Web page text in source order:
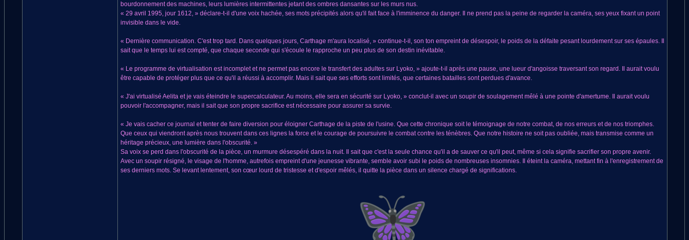
bourdonnement des machines, leurs lumières intermittentes jetant des ombres dansantes sur les murs nus.
« 29 avril 1995, jour 1612, » déclare-t-il d'une voix hachée, ses mots précipités alors qu'il fait face à l'imminence du danger. Il ne prend pas la peine de regarder la caméra, ses yeux fixant un point
invisible dans le vide.
« Dernière communication. C'est trop tard. Dans quelques jours, Carthage m'aura localisé, » continue-t-il, son ton empreint de désespoir, le poids de la défaite pesant lourdement sur ses épaules. Il
sait que le temps lui est compté, que chaque seconde qui s'écoule le rapproche un peu plus de son destin inévitable.
« Le programme de virtualisation est incomplet et ne permet pas encore le transfert des adultes sur Lyoko, » ajoute-t-il après une pause, une lueur d'angoisse traversant son regard. Il aurait voulu
être capable de protéger plus que ce qu'il a réussi à accomplir. Mais il sait que ses efforts sont limités, que certaines batailles sont perdues d'avance.
« J'ai virtualisé Aelita et je vais éteindre le supercalculateur. Au moins, elle sera en sécurité sur Lyoko, » conclut-il avec un soupir de soulagement mêlé à une pointe d'amertume. Il aurait voulu
pouvoir l'accompagner, mais il sait que son propre sacrifice est nécessaire pour assurer sa survie.
« Je vais cacher ce journal et tenter de faire diversion pour éloigner Carthage de la piste de l'usine. Que cette chronique soit le témoignage de notre combat, de nos erreurs et de nos triomphes.
Que ceux qui viendront après nous trouvent dans ces lignes la force et le courage de poursuivre le combat contre les ténèbres. Que notre histoire ne soit pas oubliée, mais transmise comme un
héritage précieux, une lumière dans l'obscurité. »
Sa voix se perd dans l'obscurité de la pièce, un murmure désespéré dans la nuit. Il sait que c'est la seule chance qu'il a de sauver ce qu'il peut, même si cela signifie sacrifier son propre avenir.
Avec un soupir résigné, le visage de l'homme, autrefois empreint d'une jeunesse vibrante, semble avoir subi le poids de nombreuses insomnies. Il éteint la caméra, mettant fin à l'enregistrement de
ses derniers mots. Se levant lentement, son cœur lourd de tristesse et d'espoir mêlés, il quitte la pièce dans un silence chargé de significations.